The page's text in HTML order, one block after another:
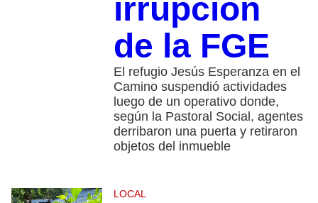
irrupción
de la FGE
El refugio Jesús Esperanza en el
Camino suspendió actividades
luego de un operativo donde,
según la Pastoral Social, agentes
derribaron una puerta y retiraron
objetos del inmueble
LOCAL